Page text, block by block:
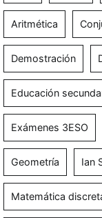
Aritmética
Demostración
Educación
Exámenes 3ESO
Geometría Ian
Matemática